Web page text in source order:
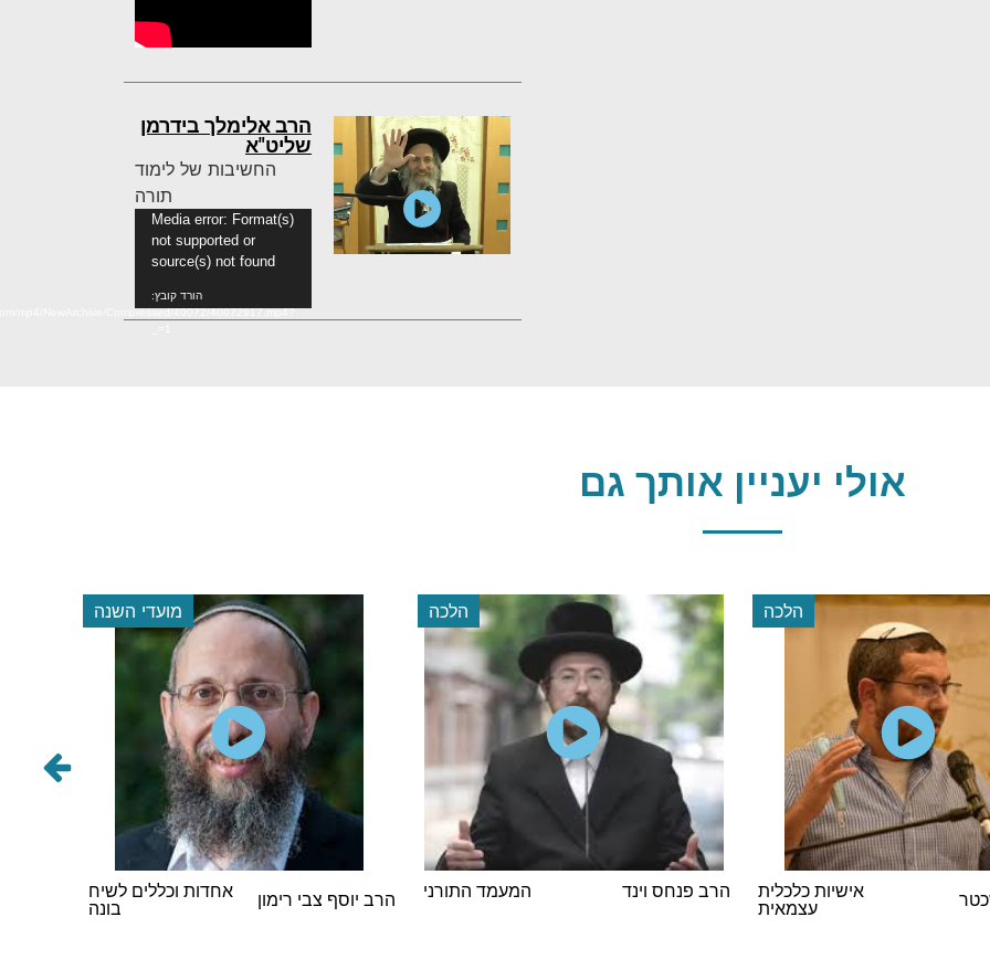
הרב אלימלך בידרמן
שליט"א
החשיבות של לימוד
תורה
Media error: Format(s)
not supported or
source(s) not found
הורד קובץ:
mp4/NewArchive/Compressed/40072/40072917.mp4?
אולי יעניין אותך גם
הלכה
אישיות כלכלית
עצמאית
הלכה
הרב פנחס וינד המעמד התורני
מועדי השנה
הרב יוסף צבי רימון
אחדות וכללים לשיח
בונה